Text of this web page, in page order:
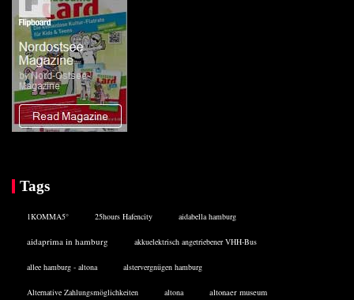
Tags
1KOMMA5° 25hours Hafencity aidabella hamburg
aidaprima in hamburg akkuelektrisch angetriebener VHH-Bus
allee hamburg - altona alstervergnügen hamburg
Alternative Zahlungsmöglichkeiten altona altonaer museum